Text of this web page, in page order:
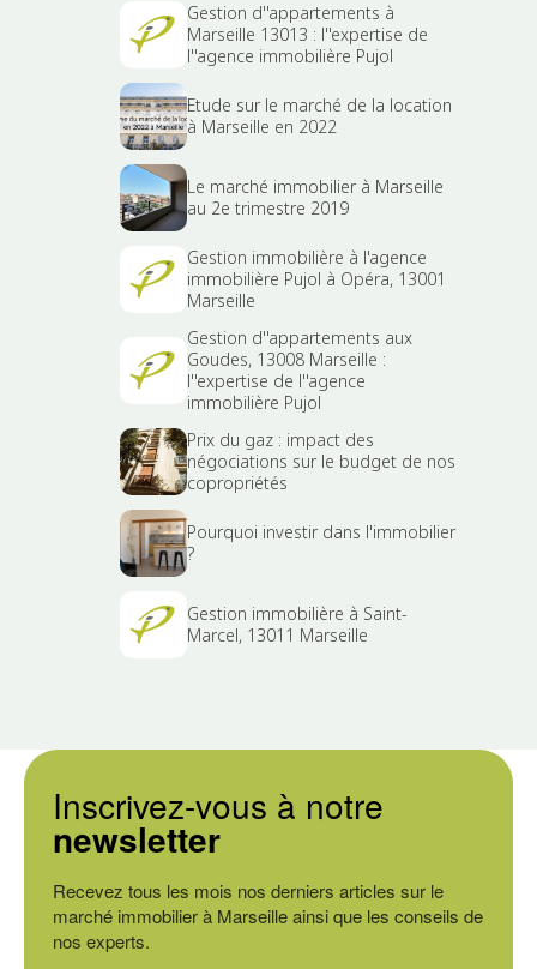
Gestion d''appartements à
Marseille 13013 : l''expertise de
l''agence immobilière Pujol
Etude sur le marché de la location
à Marseille en 2022
Le marché immobilier à Marseille
au 2e trimestre 2019
Gestion immobilière à l'agence
immobilière Pujol à Opéra, 13001
Marseille
Gestion d''appartements aux
Goudes, 13008 Marseille :
l''expertise de l''agence
immobilière Pujol
Prix du gaz : impact des
négociations sur le budget de nos
copropriétés
Pourquoi investir dans l'immobilier
?
Gestion immobilière à Saint-
Marcel, 13011 Marseille
Inscrivez-vous à notre
newsletter
Recevez tous les mois nos derniers articles sur le
marché immobilier à Marseille ainsi que les conseils de
nos experts.